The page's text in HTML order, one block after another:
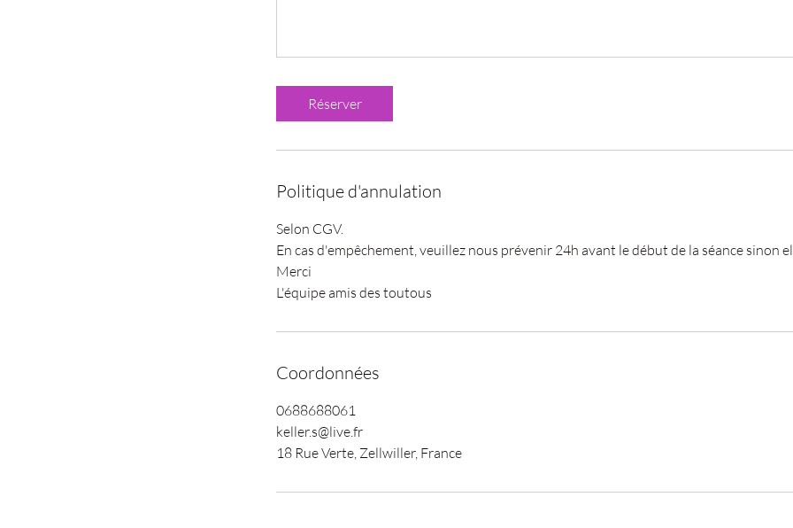
Réserver
Politique d'annulation
Selon CGV.
En cas d'empêchement, veuillez nous prévenir 24h avant le début de la séance sinon
Merci
L'équipe amis des toutous
Coordonnées
0688688061
keller.s@live.fr
18 Rue Verte, Zellwiller, France